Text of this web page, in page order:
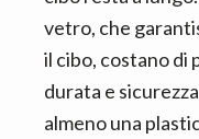
vetro, che
il cibo, costano di
durata e
almeno una